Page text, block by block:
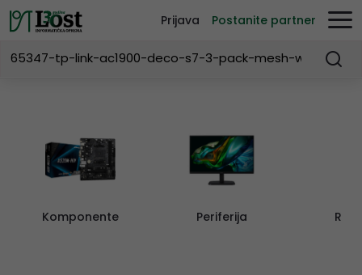
Prijava Postanite partner
Komponente Periferija